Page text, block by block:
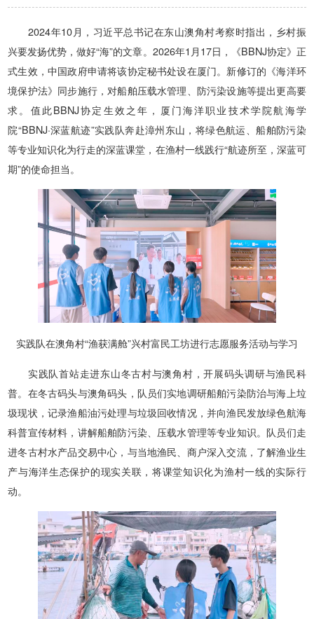
2024年10月，习近平总书记在东山澳角村考察时指出，乡村振
兴要发扬优势，做好“海”的文章。2026年1月17日，《BBNJ协定》正
式生效，中国政府申请将该协定秘书处设在厦门。新修订的《海洋环
境保护法》同步施行，对船舶压载水管理、防污染设施等提出更高要
求。值此BBNJ协定生效之年，厦门海洋职业技术学院航海学
院“BBNJ·深蓝航迹”实践队奔赴漳州东山，将绿色航运、船舶防污染
等专业知识化为行走的深蓝课堂，在渔村一线践行“航迹所至，深蓝可
期”的使命担当。
实践队在澳角村“渔获满舱”兴村富民工坊进行志愿服务活动与学习
实践队首站走进东山冬古村与澳角村，开展码头调研与渔民科
普。在冬古码头与澳角码头，队员们实地调研船舶污染防治与海上垃
圾现状，记录渔船油污处理与垃圾回收情况，并向渔民发放绿色航海
科普宣传材料，讲解船舶防污染、压载水管理等专业知识。队员们走
进冬古村水产品交易中心，与当地渔民、商户深入交流，了解渔业生
产与海洋生态保护的现实关联，将课堂知识化为渔村一线的实际行
动。